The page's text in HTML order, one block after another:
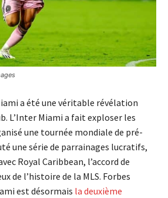
a été une véritable révélation
L’Inter Miami a fait exploser les
une tournée mondiale de pré-
une série de parrainages lucratifs,
Royal Caribbean, l’accord de
de l’histoire de la MLS. Forbes
est désormais la deuxième